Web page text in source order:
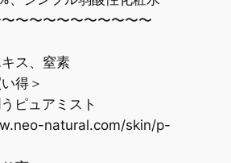
〜〜〜〜〜〜〜〜〜〜
ス、窒素
得＞
ピュアミスト
natural.com/skin/p-